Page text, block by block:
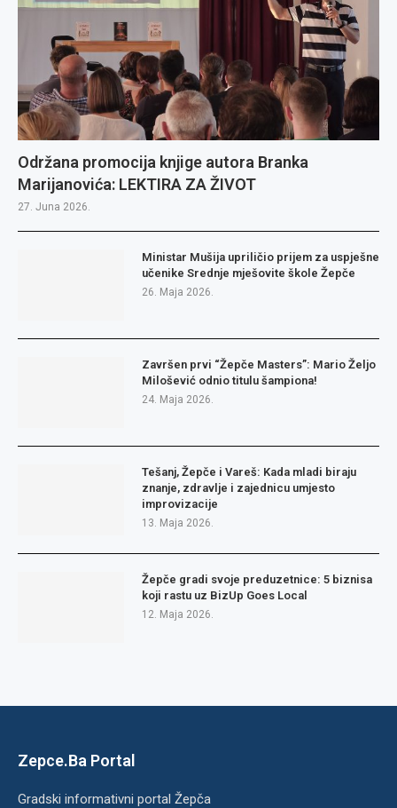
Održana promocija knjige autora Branka
Marijanovića: LEKTIRA ZA ŽIVOT
27. Juna 2026.
Ministar Mušija upriličio prijem za uspješne
učenike Srednje mješovite škole Žepče
26. Maja 2026.
Završen prvi “Žepče Masters”: Mario Željo
Milošević odnio titulu šampiona!
24. Maja 2026.
Tešanj, Žepče i Vareš: Kada mladi biraju
znanje, zdravlje i zajednicu umjesto
improvizacije
13. Maja 2026.
Žepče gradi svoje preduzetnice: 5 biznisa
koji rastu uz BizUp Goes Local
12. Maja 2026.
Zepce.Ba Portal
Gradski informativni portal Žepča